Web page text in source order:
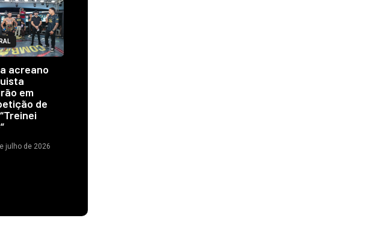
acreano
em
de
julho de 2026